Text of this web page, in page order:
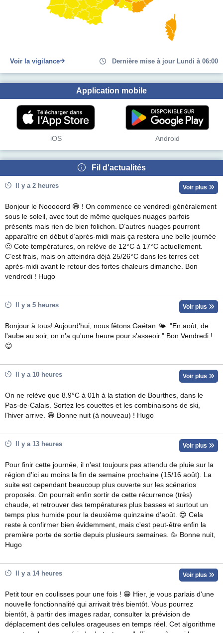
Voir la vigilance Dernière mise à jour Lundi à 06:00
Application mobile
iOS Android
Fil d'actualités
Il y a 2 heures Voir plus
Bonjour le Nooooord 😄 ! On commence ce vendredi généralement
sous le soleil, avec tout de même quelques nuages parfois
présents mais rien de bien folichon. D’autres nuages pourront
apparaître en début d’après-midi mais ça restera une belle journée
🙂 Cote températures, on relève de 12°C à 17°C actuellement.
C’est frais, mais on atteindra déjà 25/26°C dans les terres cet
après-midi avant le retour des fortes chaleurs dimanche. Bon
vendredi ! Hugo
Il y a 5 heures Voir plus
Bonjour à tous! Aujourd'hui, nous fêtons Gaétan 🌤. "En août, de
l'aube au soir, on n'a qu'une heure pour s'asseoir." Bon Vendredi !
😊
Il y a 10 heures Voir plus
On ne relève que 8.9°C à 01h à la station de Bourthes, dans le
Pas-de-Calais. Sortez les couettes et les combinaisons de ski,
l'hiver arrive. 😅 Bonne nuit (à nouveau) ! Hugo
Il y a 13 heures Voir plus
Pour finir cette journée, il n'est toujours pas attendu de pluie sur la
région d'ici au moins la fin de semaine prochaine (15/16 août). La
suite est cependant beaucoup plus ouverte sur les scénarios
proposés. On pourrait enfin sortir de cette récurrence (très)
chaude, et retrouver des températures plus basses et surtout un
temps plus humide pour la deuxième quinzaine d'août. 😍 Cela
reste à confirmer bien évidemment, mais c'est peut-être enfin la
première porte de sortie depuis plusieurs semaines. 🥳 Bonne nuit,
Hugo
Il y a 14 heures Voir plus
Petit tour en coulisses pour une fois ! 😁 Hier, je vous parlais d'une
nouvelle fonctionnalité qui arrivait très bientôt. Vous pourrez
bientôt, à partir des images radar, consulter la prévision de
déplacement des cellules orageuses en temps réel. Cet algorithme